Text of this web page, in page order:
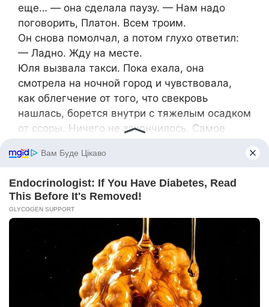
еще… — она сделала паузу. — Нам надо
поговорить, Платон. Всем троим.
Он снова помолчал, а потом глухо ответил:
— Ладно. Жду на месте.
Юля вызвала такси. Пока ехала, она
смотрела на ночной город и чувствовала,
как облегчение от того, что свекровь
нашлась, борется внутри с тяжелым осадком
от ссоры. Ничего не закончилось. Самое
что скажет им. Но она точно знала, что
***
Светлана Викторовна сидела в машине и
злилась. На этого сопляка на раздолбанной
«Киа», который вылетел из-за угла, как
ошпаренный. На ГИБДД, которое ехало
целую вечность. На дурацкий телефон,
который подвел в самый неподходящий
момент. И, конечно, на Юльку. Из-за нее все.